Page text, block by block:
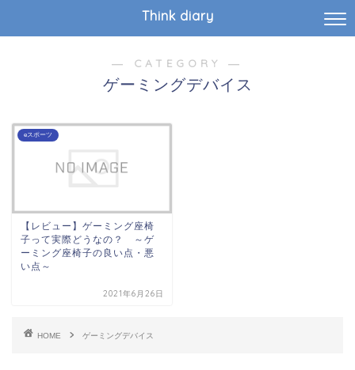
Think diary
― CATEGORY ―
ゲーミングデバイス
eスポーツ
【レビュー】ゲーミング座椅
子って実際どうなの？ ～ゲ
ーミング座椅子の良い点・悪
い点～
2021年6月26日
HOME ゲーミングデバイス